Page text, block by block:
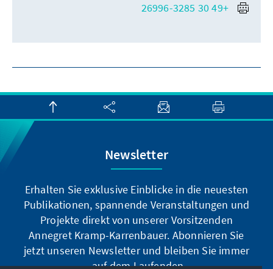
+49 30 26996-3285
Newsletter
Erhalten Sie exklusive Einblicke in die neuesten
Publikationen, spannende Veranstaltungen und
Projekte direkt von unserer Vorsitzenden
Annegret Kramp-Karrenbauer. Abonnieren Sie
jetzt unseren Newsletter und bleiben Sie immer
auf dem Laufenden.